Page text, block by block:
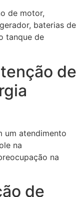
de motor,
baterias de
tanque de
de
um atendimento
na
na
de